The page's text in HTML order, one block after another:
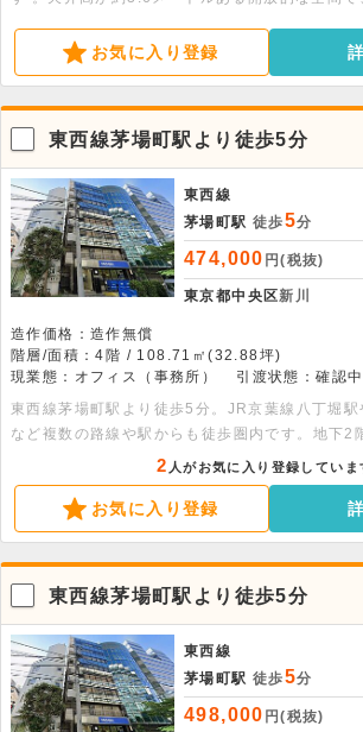
にも対応可能です 。まずはお気軽にお問い合わ
お気に入り登録
東西線茅場町駅より徒歩5分
東西線
茅場町駅 徒歩5分
474,000 円(税抜)
東京都中央区新川
造作価格：造作無償
階層/面積：4階 / 108.71㎡(32.88坪)
現業態：オフィス（事務所）
引渡状態：確認中
東西線茅場町駅より徒歩5分。JR京葉線八丁堀
など複数の路線や駅からも徒歩圏内です。地下2
の4階部分、100平米以上ある貸事務所です。エ
ン・光ファイバー・給湯室完備です。
2 人がお気に入り登録していま
お気に入り登録
東西線茅場町駅より徒歩5分
東西線
茅場町駅 徒歩5分
498,000 円(税抜)